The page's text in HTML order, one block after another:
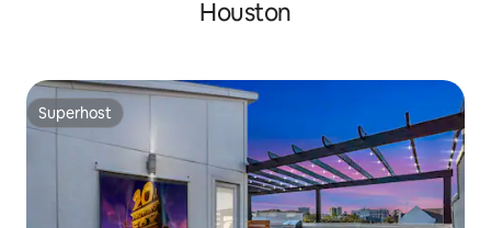
Houston
Superhost
Superhost